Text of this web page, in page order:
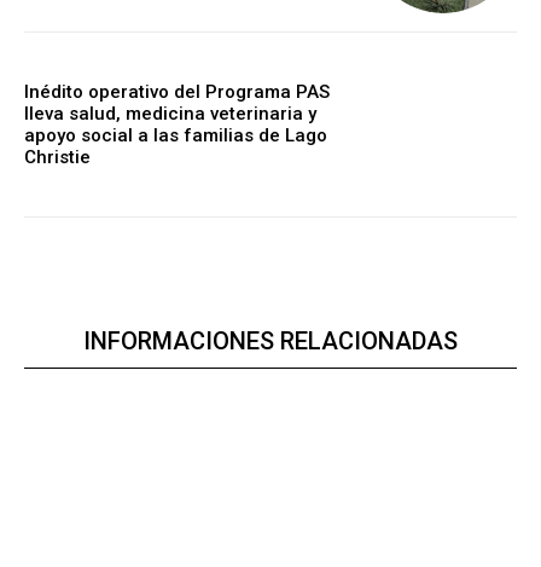
Inédito operativo del Programa PAS
lleva salud, medicina veterinaria y
apoyo social a las familias de Lago
Christie
INFORMACIONES RELACIONADAS